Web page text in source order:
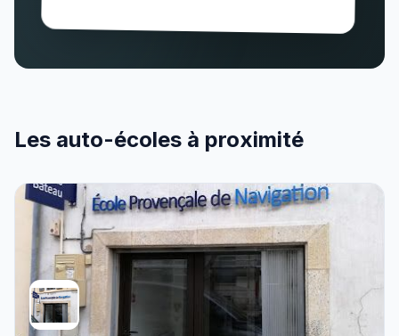
Les auto-écoles à proximité